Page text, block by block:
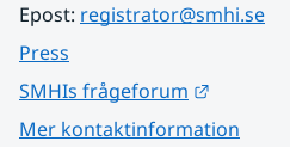
Epost: registrator@smhi.se
Press
SMHIs frågeforum
Mer kontaktinformation